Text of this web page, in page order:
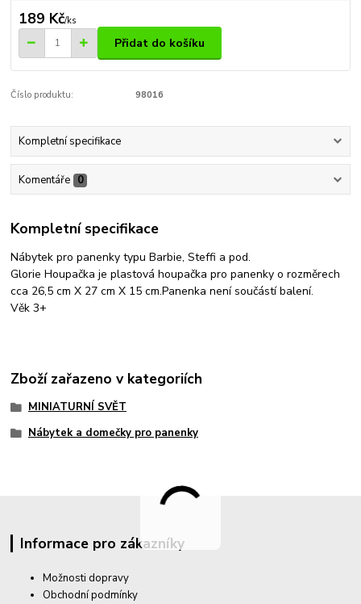
189 Kč/ks
Přidat do košíku
Číslo produktu: 98016
Kompletní specifikace
Komentáře 0
Kompletní specifikace
Nábytek pro panenky typu Barbie, Steffi a pod.
Glorie Houpačka je plastová houpačka pro panenky o rozměrech
cca 26,5 cm X 27 cm X 15 cm.Panenka není součástí balení.
Věk 3+
Zboží zařazeno v kategoriích
MINIATURNÍ SVĚT
Nábytek a domečky pro panenky
Informace pro zákazníky
Možnosti dopravy
Obchodní podmínky